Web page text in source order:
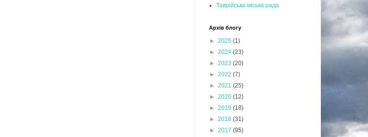
Таврійська міська рада
Архів блогу
► 2025 (1)
► 2024 (23)
► 2023 (20)
► 2022 (7)
► 2021 (25)
► 2020 (12)
► 2019 (18)
► 2018 (31)
► 2017 (95)